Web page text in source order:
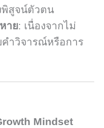
พิสูจน์ตัวตน
าย: เนื่องจากไม่
คำวิจารณ์หรือการ
Mindset